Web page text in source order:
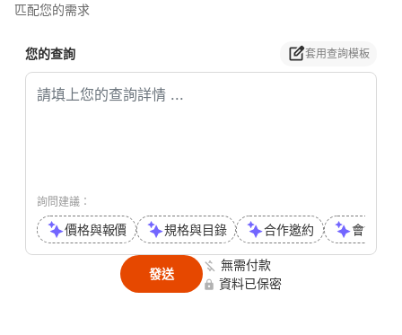
匹配您的需求
您的查詢 套用查詢模板
詢問建議：
價格與報價 規格與目錄 合作邀約 會議或
發送
無需付款
資料已保密